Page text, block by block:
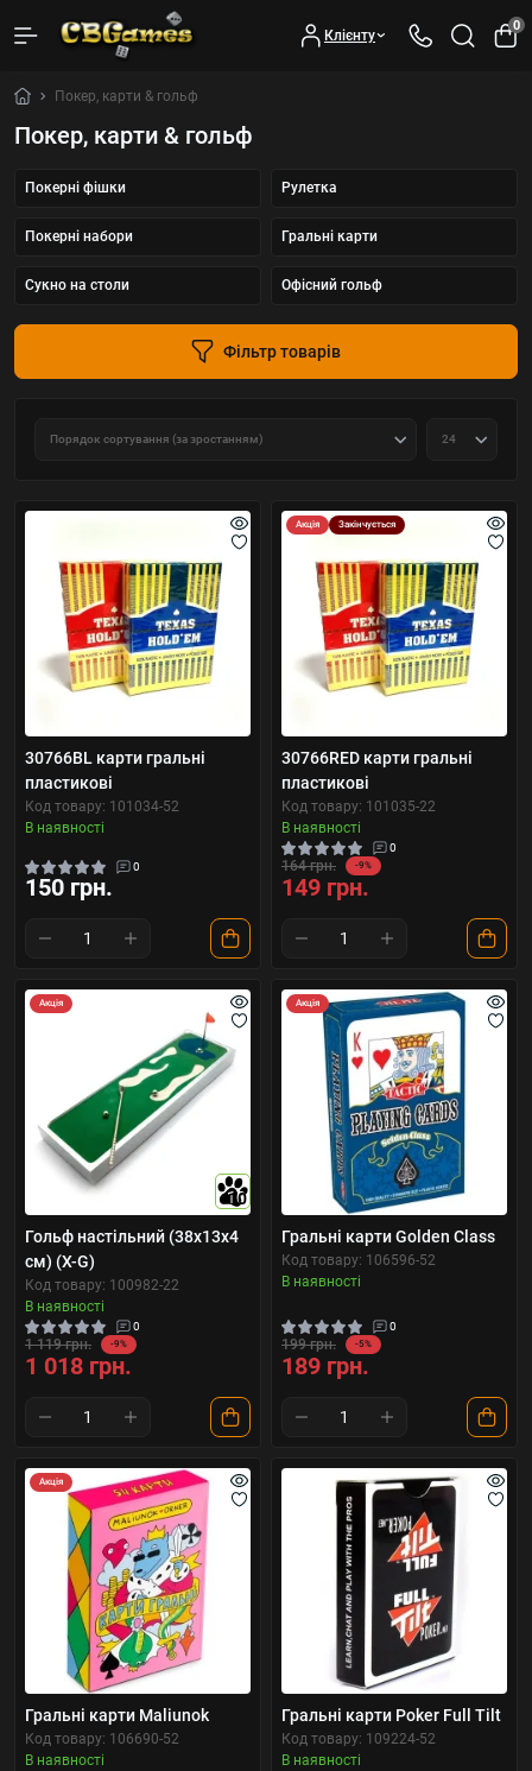
Клієнту
0
Покер, карти & гольф
Покер, карти & гольф
Покерні фішки Рулетка
Покерні набори Гральні карти
Сукно на столи Офісний гольф
Фільтр товарів
30766BL карти гральні
пластикові
Код товару: 101034-52
В наявності
0
150 грн.
Акція Закінчується
30766RED карти гральні
пластикові
Код товару: 101035-22
В наявності
0
164 грн. -9%
149 грн.
Акція
10
Гольф настільний (38х13х4
см) (X-G)
Код товару: 100982-22
В наявності
0
1 119 грн. -9%
1 018 грн.
Акція
Гральні карти Golden Class
Код товару: 106596-52
В наявності
0
199 грн. -5%
189 грн.
Акція
Гральні карти Maliunok
Код товару: 106690-52
В наявності
Гральні карти Poker Full Tilt
Код товару: 109224-52
В наявності